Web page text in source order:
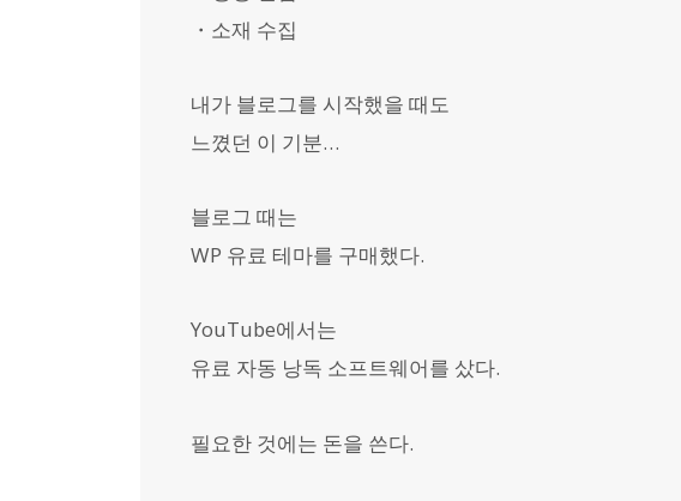
・소재 수집
내가 블로그를 시작했을 때도
느꼈던 이 기분…
블로그 때는
WP 유료 테마를 구매했다.
YouTube에서는
유료 자동 낭독 소프트웨어를 샀다.
필요한 것에는 돈을 쓴다.